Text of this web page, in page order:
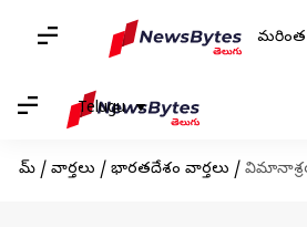
మరింత
Telugu
హోమ్ / వార్తలు / భారతదేశం వార్తలు /